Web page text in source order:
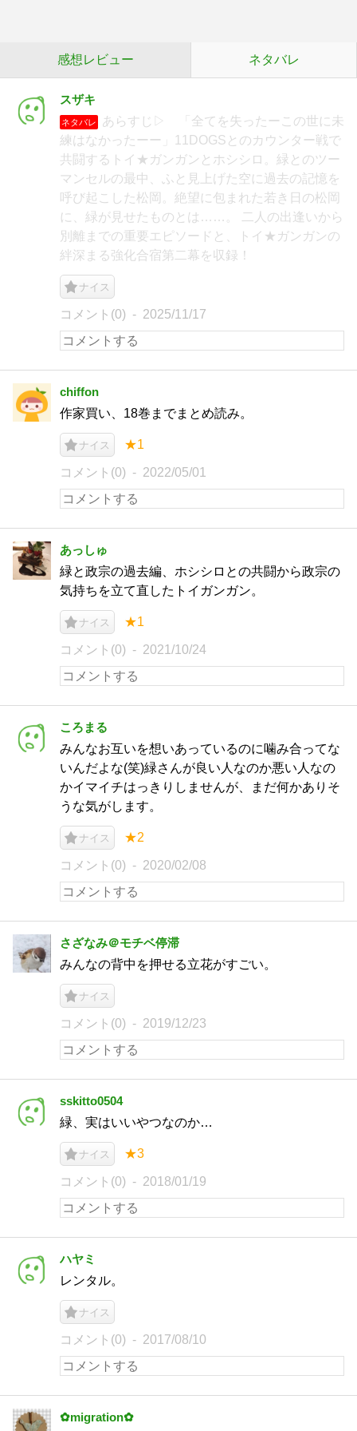
感想レビュー ネタバレ
スザキ
ネタバレ
あらすじ▷ 「全てを失ったーこの世に未
練はなかったーー」11DOGSとのカウンター戦で
共闘するトイ★ガンガンとホシシロ。緑とのツー
マンセルの最中、ふと見上げた空に過去の記憶を
呼び起こした松岡。絶望に包まれた若き日の松岡
に、緑が見せたものとは……。 二人の出逢いから
別離までの重要エピソードと、トイ★ガンガンの
絆深まる強化合宿第二幕を収録！
ナイス
コメント(0) 2025/11/17
chiffon
作家買い、18巻までまとめ読み。
ナイス ★1
コメント(0) 2022/05/01
あっしゅ
緑と政宗の過去編、ホシシロとの共闘から政宗の
気持ちを立て直したトイガンガン。
ナイス ★1
コメント(0) 2021/10/24
ころまる
みんなお互いを想いあっているのに噛み合ってな
いんだよな(笑)緑さんが良い人なのか悪い人なの
かイマイチはっきりしませんが、まだ何かありそ
うな気がします。
ナイス ★2
コメント(0) 2020/02/08
さざなみ＠モチベ停滞
みんなの背中を押せる立花がすごい。
ナイス
コメント(0) 2019/12/23
sskitto0504
緑、実はいいやつなのか…
ナイス ★3
コメント(0) 2018/01/19
ハヤミ
レンタル。
ナイス
コメント(0) 2017/08/10
✿migration✿